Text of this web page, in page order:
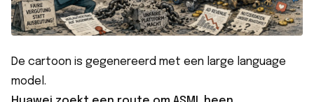
De cartoon is gegenereerd met een large language
model.